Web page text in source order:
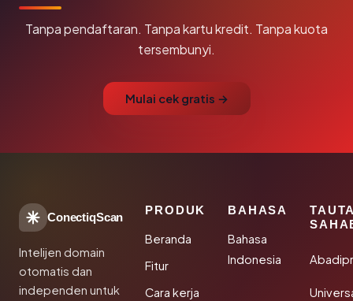
Tanpa pendaftaran. Tanpa kartu kredit. Tanpa kuota
tersembunyi.
Mulai cek gratis →
ConectiqScan
Intelijen domain
otomatis dan
independen untuk
PRODUK
Beranda
Fitur
Cara kerja
BAHASA
Bahasa
Indonesia